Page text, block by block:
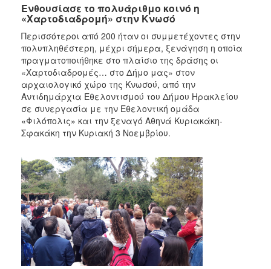
2022
2021
2020
2019
2018
2017
2016
2015
2012
2011
2010
2006
Ενθουσίασε το πολυάριθμο κοινό η
«Χαρτοδιαδρομή» στην Κνωσό
Περισσότεροι από 200 ήταν οι συμμετέχοντες στην
πολυπληθέστερη, μέχρι σήμερα, ξενάγηση η οποία
πραγματοποιήθηκε στο πλαίσιο της δράσης οι
«Χαρτοδιαδρομές… στο Δήμο μας» στον
αρχαιολογικό χώρο της Κνωσού, από την
Αντιδημάρχια Εθελοντισμού του Δήμου Ηρακλείου
σε συνεργασία με την Εθελοντική ομάδα
«Φιλόπολις» και την ξεναγό Αθηνά Κυριακάκη-
Σφακάκη την Κυριακή 3 Νοεμβρίου.